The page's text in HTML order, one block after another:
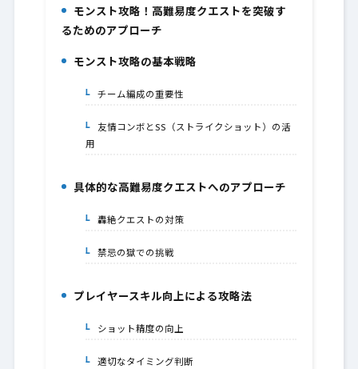
モンスト攻略！高難易度クエストを突破す
るためのアプローチ
モンスト攻略の基本戦略
2-1.チーム編成の重要性
2-2.友情コンボとSS（ストライクショット）の活
用
具体的な高難易度クエストへのアプローチ
3-1.轟絶クエストの対策
3-2.禁忌の獄での挑戦
プレイヤースキル向上による攻略法
4-1.ショット精度の向上
4-2.適切なタイミング判断